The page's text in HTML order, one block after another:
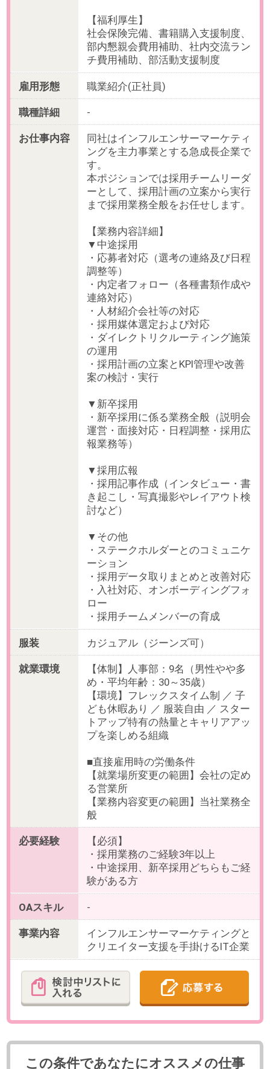
【体制】人事部：9名（男性やや多
め・平均年齢：30～35歳）
【環境】フレックスタイム制 ／ 子
ども休暇あり ／ 服装自由 ／ スター
トアップ特有の熱量とキャリアアッ
プを楽しめる組織
■直接雇用時の労働条件
【就業場所変更の範囲】会社の定め
る営業所
必要経験 【必須】
・採用業務のご経験3年以上
・中途採用、新卒採用どちらもご経
験がある方
インフルエンサーマーケティングと
クリエイター支援を手掛けるIT企業
この条件であなたにオススメの仕事
在宅OK【週4～×最短16時退社】書類作成など
溜池山王駅 徒歩1分 / 国会議事堂前
駅 徒歩2分 / 赤坂駅 徒歩5分
週3～4日 週4～5日
10:00 ～ 17:00
最寄駅 東新宿駅
徒歩7分
日 数
週2～3日 週3
無料会員登録 利用規約｜ プライバシーポリシー ｜
よくあるご質問｜ 企業情報｜サイトマップ｜推奨環境
ビースタイル スマートキャリアへのご意見・ご要望・ご指
© 2020 b-style smartcareer Inc.